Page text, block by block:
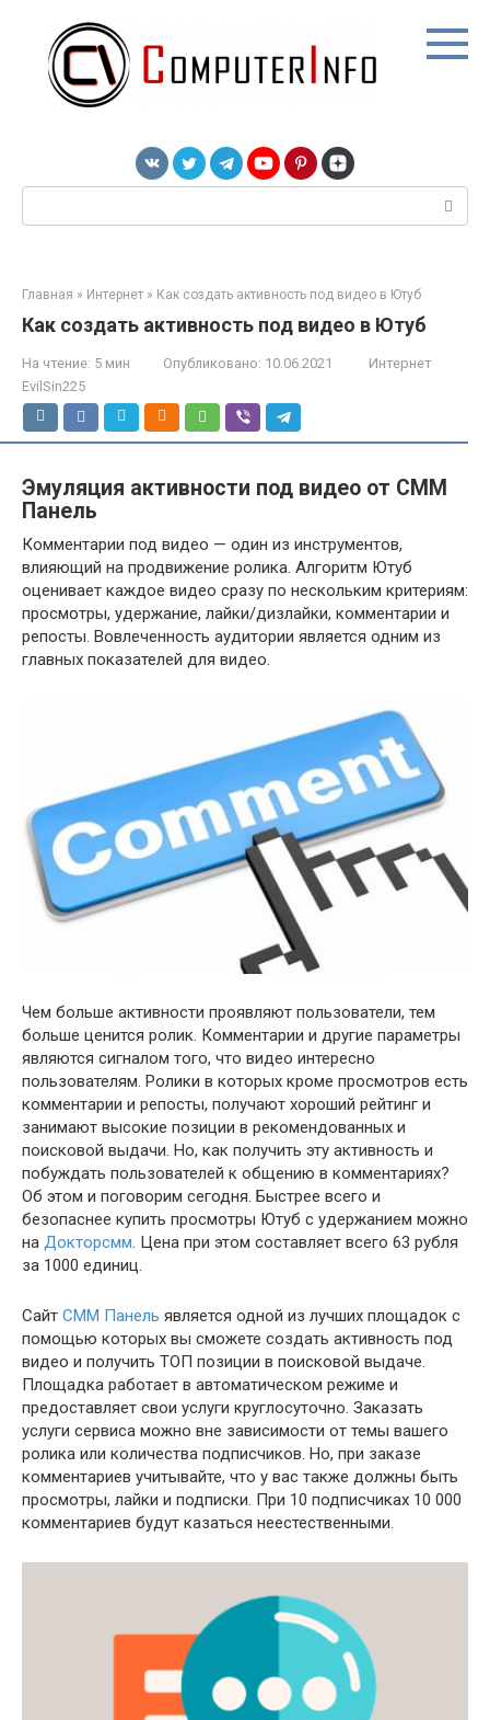
контенту
Главная » Интернет » Как создать активность под видео в Ютуб
Как создать активность под видео в Ютуб
На чтение: 5 мин Опубликовано: 10.06.2021
Интернет
EvilSin225
Эмуляция активности под видео от СММ
Панель
Комментарии под видео — один из инструментов,
влияющий на продвижение ролика. Алгоритм Ютуб
оценивает каждое видео сразу по нескольким критериям:
просмотры, удержание, лайки/дизлайки, комментарии и
репосты. Вовлеченность аудитории является одним из
главных показателей для видео.
Чем больше активности проявляют пользователи, тем
больше ценится ролик. Комментарии и другие параметры
являются сигналом того, что видео интересно
пользователям. Ролики в которых кроме просмотров есть
комментарии и репосты, получают хороший рейтинг и
занимают высокие позиции в рекомендованных и
поисковой выдачи. Но, как получить эту активность и
побуждать пользователей к общению в комментариях?
Об этом и поговорим сегодня. Быстрее всего и
безопаснее купить просмотры Ютуб с удержанием можно
на Докторсмм. Цена при этом составляет всего 63 рубля
за 1000 единиц.
Сайт СММ Панель является одной из лучших площадок с
помощью которых вы сможете создать активность под
видео и получить ТОП позиции в поисковой выдаче.
Площадка работает в автоматическом режиме и
предоставляет свои услуги круглосуточно. Заказать
услуги сервиса можно вне зависимости от темы вашего
ролика или количества подписчиков. Но, при заказе
комментариев учитывайте, что у вас также должны быть
просмотры, лайки и подписки. При 10 подписчиках 10 000
комментариев будут казаться неестественными.